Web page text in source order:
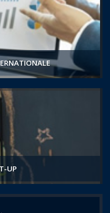
UP